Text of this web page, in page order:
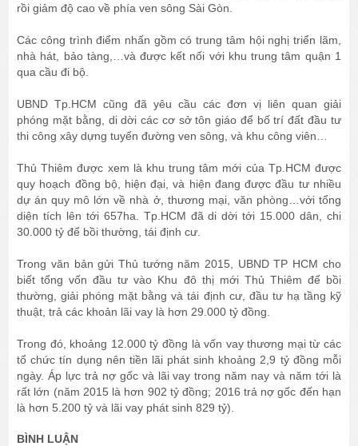
rồi giảm độ cao về phía ven sông Sài Gòn.
Các công trình điểm nhấn gồm có trung tâm hội nghị triển lãm,
nhà hát, bảo tàng,…và được kết nối với khu trung tâm quận 1
qua cầu đi bộ.
UBND Tp.HCM cũng đã yêu cầu các đơn vị liên quan giải
phóng mặt bằng, di dời các cơ sở tôn giáo để bố trí đất đầu tư
thi công xây dựng tuyến đường ven sông, và khu công viên…
Thủ Thiêm được xem là khu trung tâm mới của Tp.HCM được
quy hoạch đồng bộ, hiện đại, và hiện đang được đầu tư nhiều
dự án quy mô lớn về nhà ở, thương mại, văn phòng…với tổng
diện tích lên tới 657ha. Tp.HCM đã di dời tới 15.000 dân, chi
30.000 tỷ để bồi thường, tái định cư.
Trong văn bản gửi Thủ tướng năm 2015, UBND TP HCM cho
biết tổng vốn đầu tư vào Khu đô thị mới Thủ Thiêm để bồi
thường, giải phóng mặt bằng và tái định cư, đầu tư hạ tầng kỹ
thuật, trả các khoản lãi vay là hơn 29.000 tỷ đồng.
Trong đó, khoảng 12.000 tỷ đồng là vốn vay thương mại từ các
tổ chức tín dụng nên tiền lãi phát sinh khoảng 2,9 tỷ đồng mỗi
ngày. Áp lực trả nợ gốc và lãi vay trong năm nay và năm tới là
rất lớn (năm 2015 là hơn 902 tỷ đồng; 2016 trả nợ gốc đến hạn
là hơn 5.200 tỷ và lãi vay phát sinh 829 tỷ).
BÌNH LUẬN